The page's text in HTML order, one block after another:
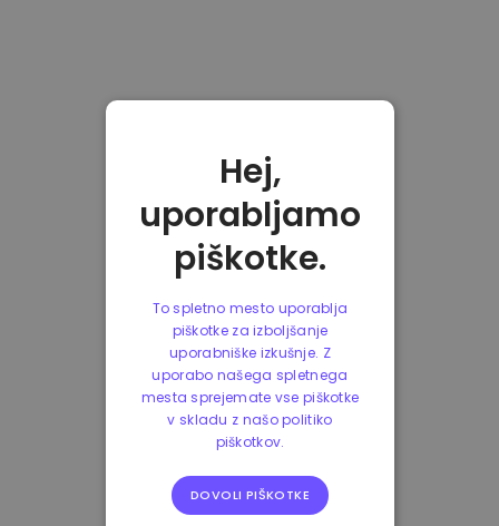
Hej,
uporabljamo
piškotke.
To spletno mesto uporablja
piškotke za izboljšanje
uporabniške izkušnje. Z
uporabo našega spletnega
mesta sprejemate vse piškotke
v skladu z našo politiko
piškotkov.
DOVOLI PIŠKOTKE